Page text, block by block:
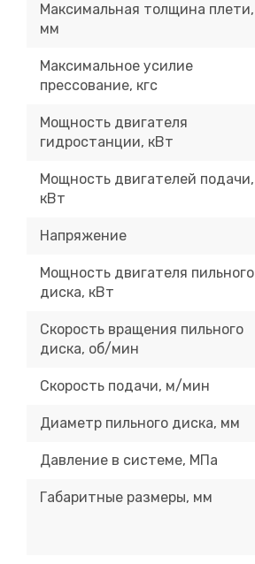
Максимальная толщина плети,
мм
Максимальное усилие
прессование, кгс
Мощность двигателя
гидростанции, кВт
Мощность двигателей подачи,
кВт
Напряжение
Мощность двигателя пильного
диска, кВт
Скорость вращения пильного
диска, об/мин
Скорость подачи, м/мин
Диаметр пильного диска, мм
Давление в системе, МПа
Габаритные размеры, мм